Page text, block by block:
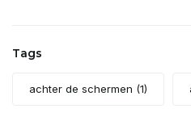
Tags
achter de schermen (1)